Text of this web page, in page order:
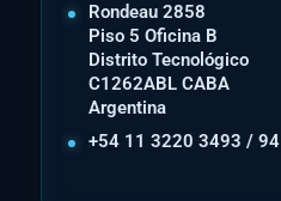
Rondeau 2858
Piso 5 Oficina B
Distrito Tecnológico
C1262ABL CABA
Argentina
+54 11 3220 3493 / 94